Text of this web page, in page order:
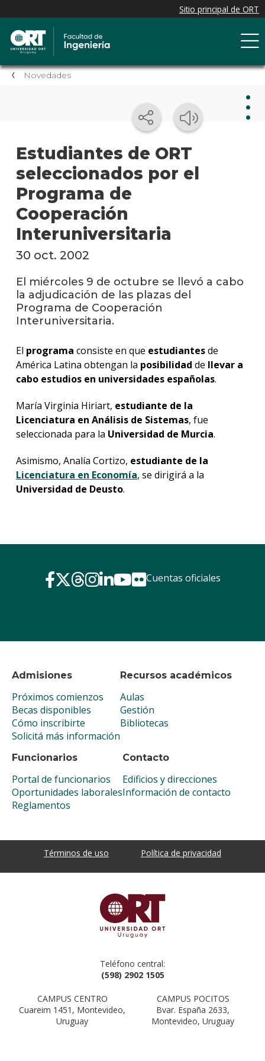
Novedades
Estudiantes de ORT
seleccionados por el
Programa de
Cooperación
Interuniversitaria
30 oct. 2002
El miércoles 9 de octubre se llevó a cabo
la adjudicación de las plazas del
Programa de Cooperación
Interuniversitaria.
El programa consiste en que estudiantesde
América Latina obtengan la posibilidad de llevar a
cabo estudios en universidades españolas.
María Virginia Hiriart, estudiante de la
Licenciatura en Análisis de Sistemas, fue
seleccionada para la Universidad de Murcia.
Asimismo, Analía Cortizo, estudiante de la
Licenciatura en Economía, se dirigirá a la
Universidad de Deusto.
Admisiones
Próximos comienzos
Becas disponibles
Cómo inscribirte
Solicitá más información
Recursos académicos
Aulas
Gestión
Bibliotecas
Funcionarios
Portal de funcionarios
Oportunidades laborales
Reglamentos
Contacto
Edificios y direcciones
Información de contacto
Cuentas oficiales
Términos de uso Política de privacidad
Teléfono central:
(598) 2902 1505
CAMPUS CENTRO
Cuareim 1451, Montevideo,
Uruguay
CAMPUS POCITOS
Bvar. España 2633,
Montevideo, Uruguay